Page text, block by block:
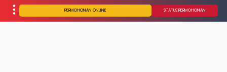
PERMOHONAN ONLINE STATUS PERMOHONAN